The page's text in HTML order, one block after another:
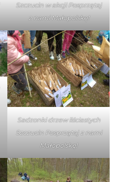
Szczucin w akcji Posprzątaj
z nami Małopolskę!
Sadzonki drzew liściastych
Szczucin Posprzątaj z nami
Małopolskę!